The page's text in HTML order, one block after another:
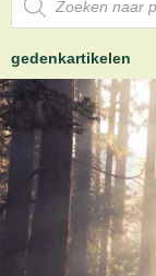
gedenkartikelen